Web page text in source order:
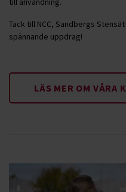
Tack till NCC, Sandbergs
spännande uppdrag!
LÄS MER OM VÅRA